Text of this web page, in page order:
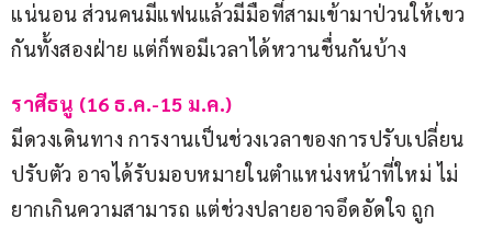
แน่นอน ส่วนคนมีแฟนแล้วมีมือที่สามเข้ามาป่วนให้เขว
กันทั้งสองฝ่าย แต่ก็พอมีเวลาได้หวานชื่นกันบ้าง
ราศีธนู (16 ธ.ค.-15 ม.ค.)
มีดวงเดินทาง การงานเป็นช่วงเวลาของการปรับเปลี่ยน
ปรับตัว อาจได้รับมอบหมายในตำแหน่งหน้าที่ใหม่ ไม่
ยากเกินความสามารถ แต่ช่วงปลายอาจอึดอัดใจ ถูก